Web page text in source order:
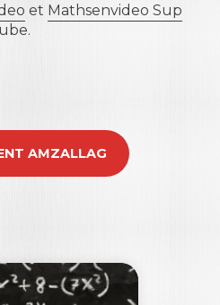
et Mathsenvideo Sup
AMZALLAG